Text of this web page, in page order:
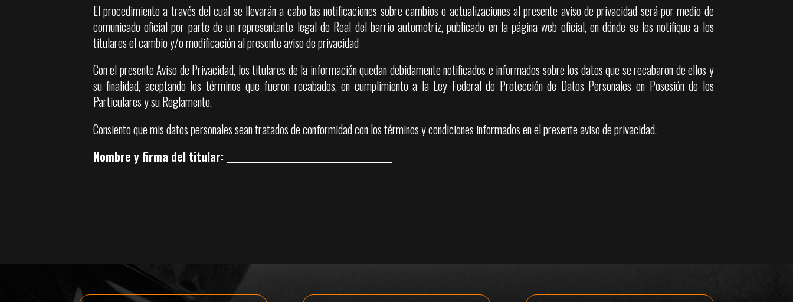
El procedimiento a través del cual se llevarán a cabo las notificaciones sobre cambios o actualizaciones al presente aviso de privacidad será por medio de
comunicado oficial por parte de un representante legal de Real del barrio automotriz, publicado en la página web oficial, en dónde se les notifique a los
titulares el cambio y/o modificación al presente aviso de privacidad
Con el presente Aviso de Privacidad, los titulares de la información quedan debidamente notificados e informados sobre los datos que se recabaron de ellos y
su finalidad, aceptando los términos que fueron recabados, en cumplimiento a la Ley Federal de Protección de Datos Personales en Posesión de los
Particulares y su Reglamento.
Consiento que mis datos personales sean tratados de conformidad con los términos y condiciones informados en el presente aviso de privacidad.
Nombre y firma del titular: ________________________________________